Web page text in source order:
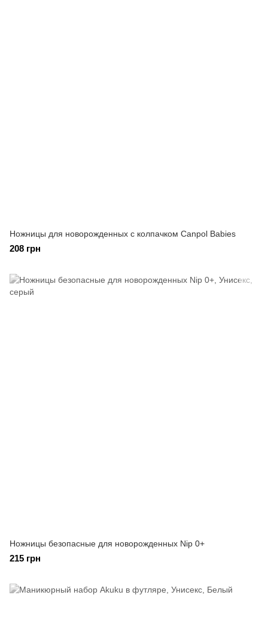
Ножницы для новорожденных с колпачком Canpol Babies
208 грн
Ножницы безопасные для новорожденных Nip 0+
215 грн